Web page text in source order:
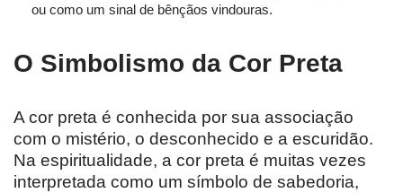
ou como um sinal de bênçãos vindouras.
O Simbolismo da Cor Preta
A cor preta é conhecida por sua associação
com o mistério, o desconhecido e a escuridão.
Na espiritualidade, a cor preta é muitas vezes
interpretada como um símbolo de sabedoria,